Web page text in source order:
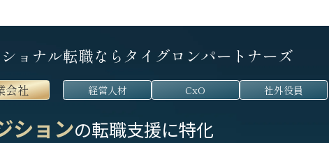
ョナル転職ならタイグロンパートナーズ
会社 経営人材 CxO 社外役員
ションの転職支援に特化